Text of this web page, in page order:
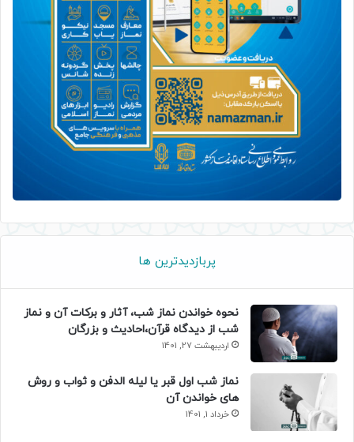
پربازدیدترین ها
نحوه خواندن نماز شب، آثار و برکات آن و نماز
شب از دیدگاه قرآن،احادیث و بزرگان
اردیبهشت 27, 1401
نماز شب اول قبر یا لیله الدفن و ثواب و روش
های خواندن آن
خرداد 1, 1401